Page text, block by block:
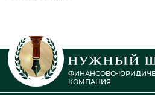
ФИНАНСОВО-
КОМПАНИЯ